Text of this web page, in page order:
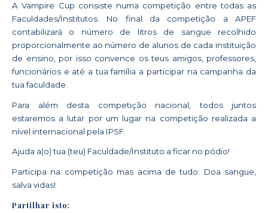
A Vampire Cup consiste numa competição entre todas as
Faculdades/Institutos. No final da competição a APEF
contabilizará o número de litros de sangue recolhido
proporcionalmente ao número de alunos de cada instituição
de ensino, por isso convence os teus amigos, professores,
funcionários e até a tua família a participar na campanha da
tua faculdade.
Para além desta competição nacional, todos juntos
estaremos a lutar por um lugar na competição realizada a
nível internacional pela IPSF.
Ajuda a(o) tua (teu) Faculdade/Instituto a ficar no pódio!
Participa na competição mas acima de tudo: Doa sangue,
salva vidas!
Partilhar isto: